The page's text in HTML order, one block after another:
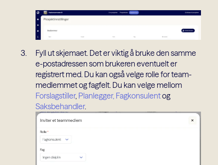
Fyll ut skjemaet. Det er viktig å bruke den samme
e-postadressen som brukeren eventuelt er
registrert med. Du kan også velge rolle for team-
medlemmet og fagfelt. Du kan velge mellom
Forslagstiller, Planlegger, Fagkonsulentog
Saksbehandler.